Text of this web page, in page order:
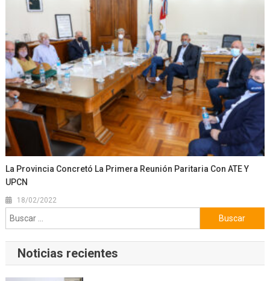
La Provincia Concretó La Primera Reunión Paritaria Con ATE Y
UPCN
18/02/2022
Buscar:
Noticias recientes